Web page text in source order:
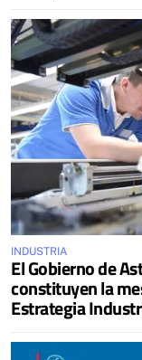
INDUSTRIA
El Gobierno de
constituyen la
Estrategia